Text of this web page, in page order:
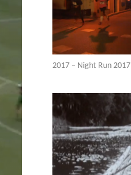
2017 – Night Run 2017